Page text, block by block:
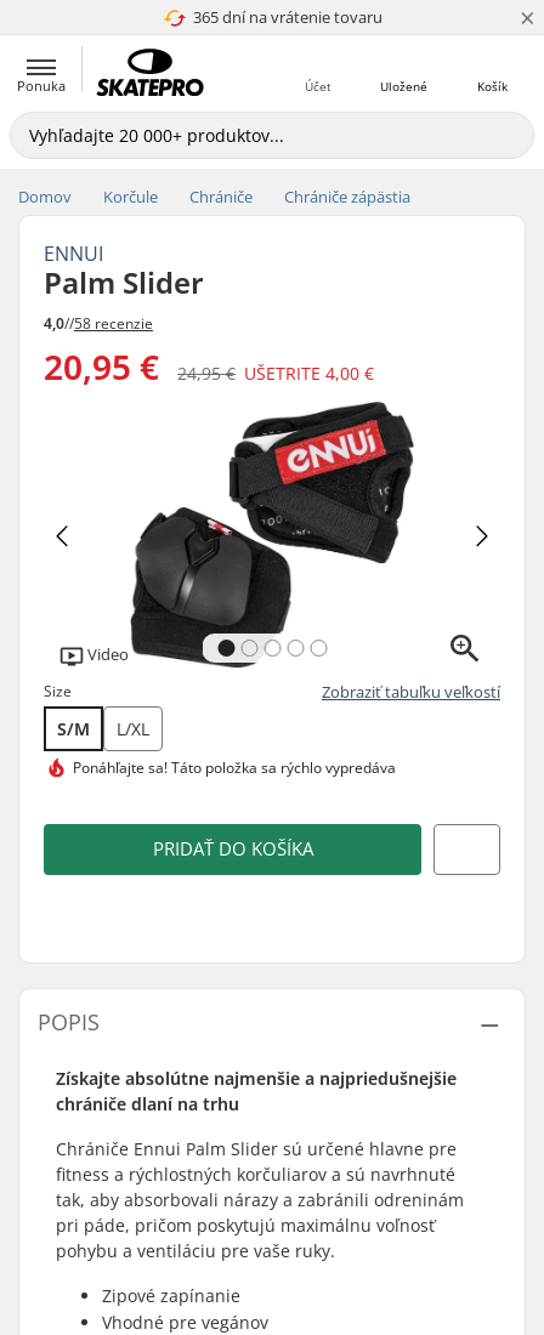
365 dní na vrátenie tovaru
4.8 z 5 ×
Ponuka Košík
Uložené
Účet
Domov Korčule Chrániče Chrániče zápästia
ENNUI
Palm Slider
4,0//58 recenzie
20,95 € 24,95 € UŠETRITE 4,00 €
Video
Size Zobraziť tabuľku veľkostí
S/M L/XL
Ponáhľajte sa! Táto položka sa rýchlo vypredáva
PRIDAŤ DO KOŠÍKA
POPIS
Získajte absolútne najmenšie a najpriedušnejšie
chrániče dlaní na trhu
Chrániče Ennui Palm Slider sú určené hlavne pre
fitness a rýchlostných korčuliarov a sú navrhnuté
tak, aby absorbovali nárazy a zabránili odreninám
pri páde, pričom poskytujú maximálnu voľnosť
pohybu a ventiláciu pre vaše ruky.
Zipové zapínanie
Vhodné pre vegánov